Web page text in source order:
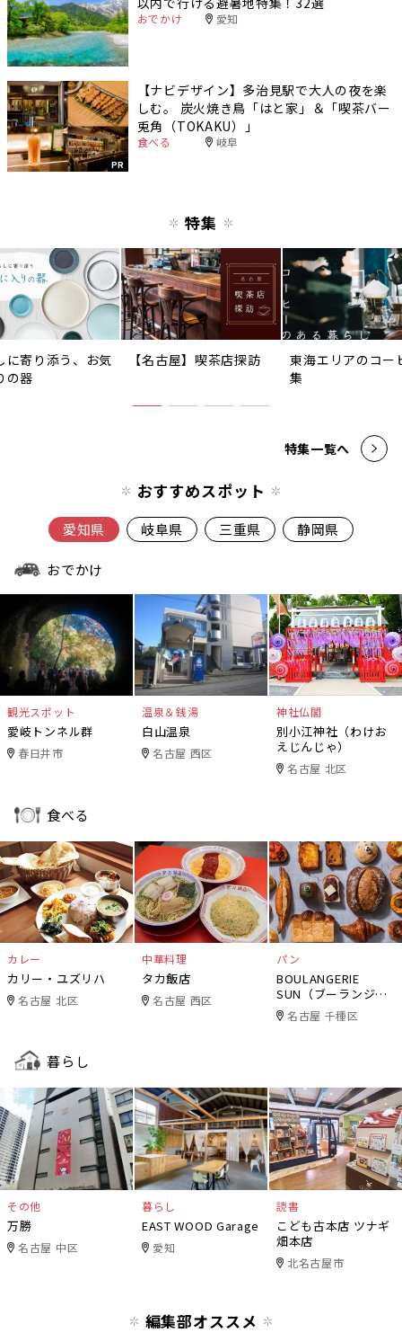
おでかけ 愛知
PR
【ナビデザイン】多治見駅で大人の夜を楽
しむ。 炭火焼き鳥「はと家」＆「喫茶バー
兎角（TOKAKU）」
食べる 岐阜
特集
に寄り添う、お気
の器
【名古屋】喫茶店探訪
東海エリアのコー
集
特集一覧へ
おすすめスポット
愛知県 岐阜県 三重県 静岡県
おでかけ
観光スポット
愛岐トンネル群
春日井市
温泉＆銭湯
白山温泉
名古屋 西区
神社仏閣
別小江神社（わけお
えじんじゃ）
名古屋 北区
食べる
カレー
カリー・ユズリハ
名古屋 北区
中華料理
タカ飯店
名古屋 西区
パン
BOULANGERIE
SUN（ブーランジェ
リー・サン）
名古屋 千種区
暮らし
その他
万勝
名古屋 中区
暮らし
EAST WOOD Garage
愛知
読書
こども古本店 ツナギ
畑本店
北名古屋市
編集部オススメ